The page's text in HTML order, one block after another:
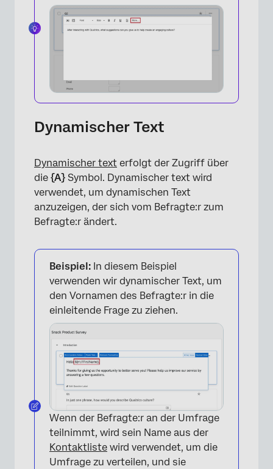
Dynamischer Text
Dynamischer text erfolgt der Zugriff über
die {A} Symbol. Dynamischer text wird
verwendet, um dynamischen Text
anzuzeigen, der sich vom Befragte:r zum
Befragte:r ändert.
Beispiel: In diesem Beispiel
verwenden wir dynamischer Text, um
den Vornamen des Befragte:r in die
einleitende Frage zu ziehen.
Wenn der Befragte:r an der Umfrage
teilnimmt, wird sein Name aus der
Kontaktliste wird verwendet, um die
Umfrage zu verteilen, und sie